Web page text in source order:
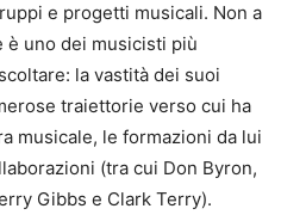
e progetti musicali. Non a
è uno dei musicisti più
la vastità dei suoi
traiettorie verso cui ha
musicale, le formazioni da lui
(tra cui Don Byron,
Gibbs e Clark Terry).